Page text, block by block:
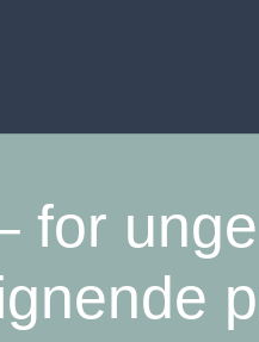
for